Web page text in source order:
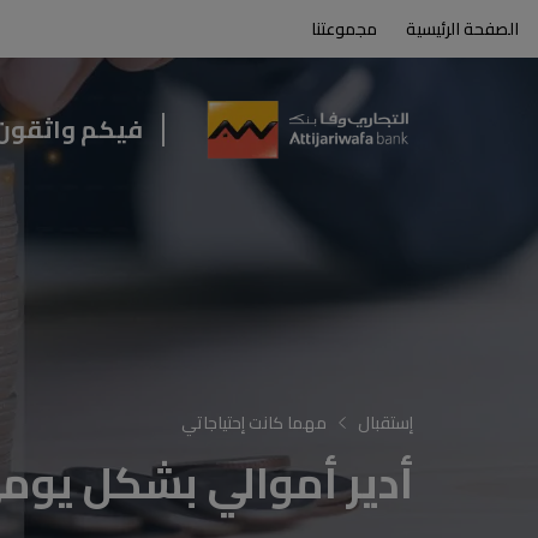
الصفحة الرئيسية مجموعتنا
بوابة المغاربة المقيمين بالخارج من Attijariwafa bank فيكم
إستقبال مهما كانت إحتياجاتي
أدير أموالي بشكل